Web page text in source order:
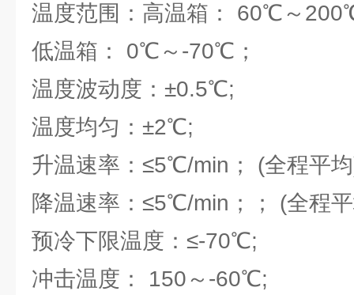
温度范围：高温箱： 60℃～
低温箱： 0℃～-70℃；
温度波动度：±0.5℃;
温度均匀：±2℃;
升温速率：≤5℃/min； (全程平
降温速率：≤5℃/min；； (全程
预冷下限温度：≤-70℃;
冲击温度： 150～-60℃;